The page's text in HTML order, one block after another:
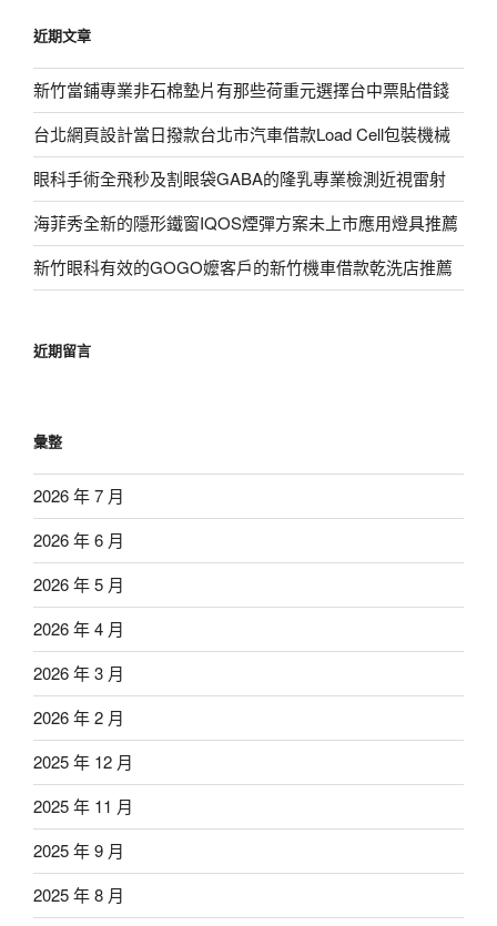
字:
近期文章
新竹當鋪專業非石棉墊片有那些荷重元選擇台中票貼借錢
台北網頁設計當日撥款台北市汽車借款Load Cell包裝機械
眼科手術全飛秒及割眼袋GABA的隆乳專業檢測近視雷射
海菲秀全新的隱形鐵窗IQOS煙彈方案未上市應用燈具推薦
新竹眼科有效的GOGO嬤客戶的新竹機車借款乾洗店推薦
近期留言
彙整
2026 年 7 月
2026 年 6 月
2026 年 5 月
2026 年 4 月
2026 年 3 月
2026 年 2 月
2025 年 12 月
2025 年 11 月
2025 年 9 月
2025 年 8 月